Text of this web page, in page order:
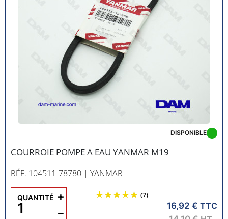
COURROIE POMPE A EAU YANMAR M19
RÉF. 104511-78780 | YANMAR
DISPONIBLE
(7)
16,92 € TTC
QUANTITÉ
−
+